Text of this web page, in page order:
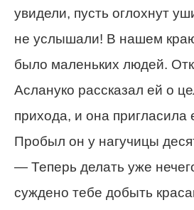
увидели, пусть оглохнут
не услышали! В нашем
было маленьких людей.
Аслануко рассказал ей о
прихода, и она пригласила
Пробыл он у нагучицы
— Теперь делать уже
суждено тебе добыть